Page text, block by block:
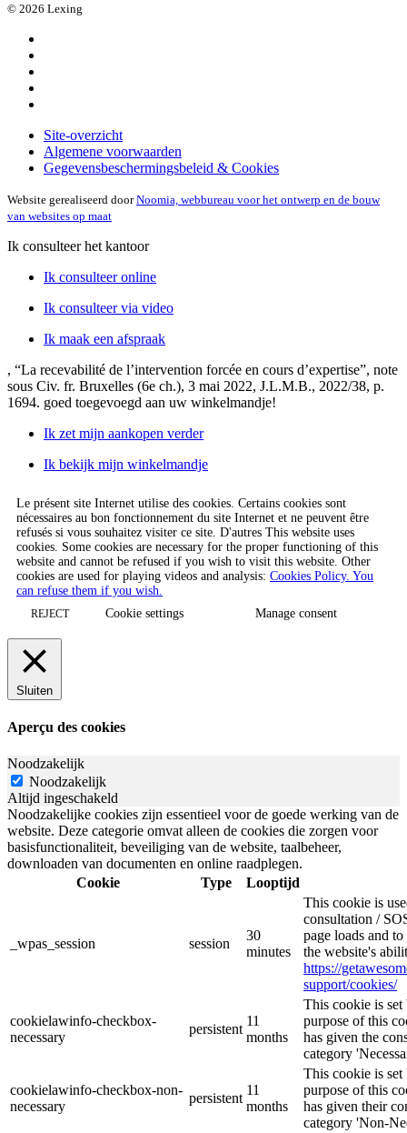
© 2026 Lexing
Site-overzicht
Algemene voorwaarden
Gegevensbeschermingsbeleid & Cookies
Website gerealiseerd doorNoomia, webbureau voor het ontwerp en de bouw
van websites op maat
Ik consulteer het kantoor
Ik consulteer online
Ik consulteer via video
Ik maak een afspraak
, “La recevabilité de l’intervention forcée en cours d’expertise”, note
sous Civ. fr. Bruxelles (6e ch.), 3 mai 2022, J.L.M.B., 2022/38, p.
1694. goed toegevoegd aan uw winkelmandje!
Ik zet mijn aankopen verder
Ik bekijk mijn winkelmandje
Le présent site Internet utilise des cookies. Certains cookies sont
nécessaires au bon fonctionnement du site Internet et ne peuvent être
refusés si vous souhaitez visiter ce site. D'autres This website uses
cookies. Some cookies are necessary for the proper functioning of this
website and cannot be refused if you wish to visit this website. Other
cookies are used for playing videos and analysis: Cookies Policy. You
can refuse them if you wish.
REJECT Cookie settings Manage consent
Sluiten
Aperçu des cookies
Noodzakelijk
Noodzakelijk
Altijd ingeschakeld
Noodzakelijke cookies zijn essentieel voor de goede werking van de
website. Deze categorie omvat alleen de cookies die zorgen voor
basisfunctionaliteit, beveiliging van de website, taalbeheer,
downloaden van documenten en online raadplegen.
Cookie
Type Looptijd
_wpas_session session
30
minutes
This cookie is
consultation /
page loads and
the website's
https://
support/cookies/
cookielawinfo-checkbox-
necessary
persistent
11
months
This cookie is
purpose of this
has given the
category
cookielawinfo-checkbox-non-
necessary
persistent
11
months
This cookie is
purpose of this
has given their
category 'Non-